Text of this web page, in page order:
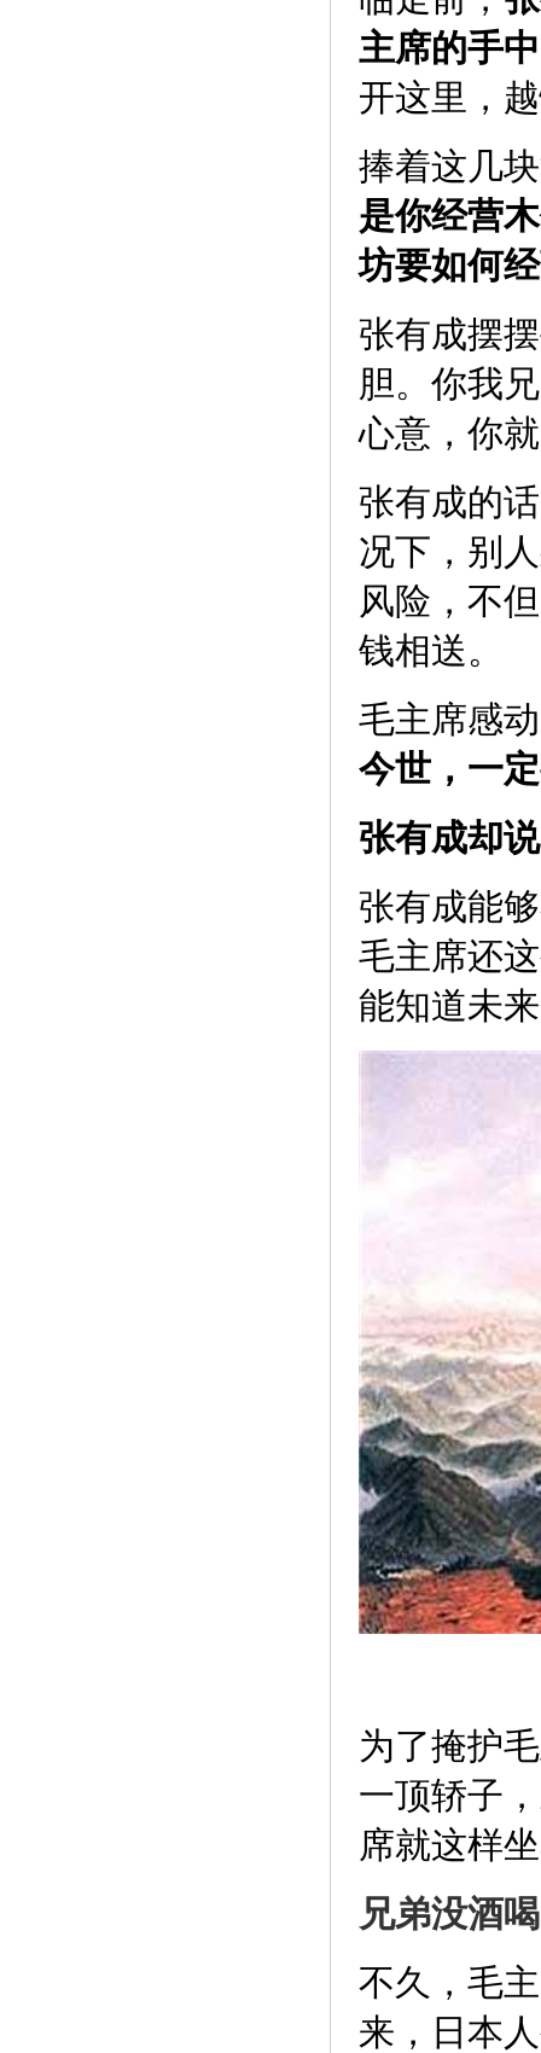
主席的手中
开这里，
捧着这几
是你经营
坊要如何
张有成摆
胆。你我
心意，你
张有成的
况下，别
风险，不
钱相送。
毛主席感
今世，一
张有成却
张有成能
毛主席还
能知道未
为了掩护
一顶轿子
席就这样
兄弟没酒
不久，毛
来，日本